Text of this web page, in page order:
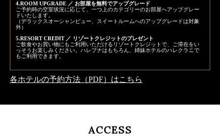
4.ROOM UPGRADE ／ お部屋を無料でアップグレード
ご予約時の空室状況に応じて、一つ上のカテゴリーのお部屋へアップグレー
ドいたします。
（デラックスオーシャンビュー、スイートルームへのアップグレードは対象
外）
5.RESORT CREDIT ／ リゾートクレジットのプレゼント
ご飲食やお買い物にもご利用いただけるリゾートクレジットで、ご滞在をい
っそうお楽しみください。ハレプナはもちろん、姉妹ホテルのハレクラニで
もご利用できます。
各ホテルの予約方法（PDF）はこちら
ACCESS